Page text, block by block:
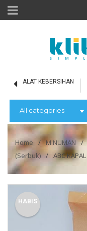
ALAT KEBERSIHAN
All categories
Home / MINUMAN /
(Serbuk) / ABC
HABIS